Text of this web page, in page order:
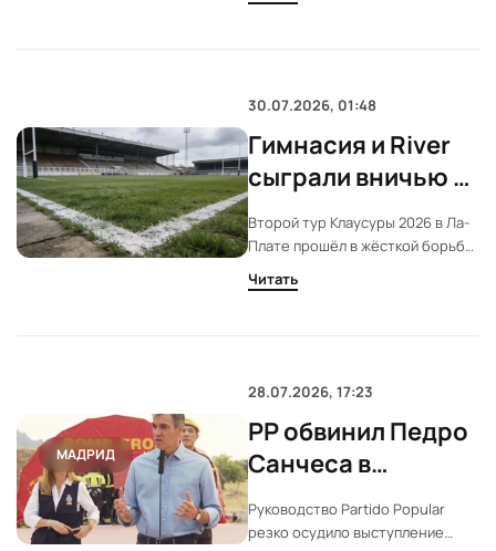
чтобы построить дом из глины
переменах.
30.07.2026, 01:48
Гимнасия и River
сыграли вничью в
Ла-Плате:
напряжённый
старт Клаусуры
Второй тур Клаусуры 2026 в Ла-
Плате прошёл в жёсткой борьбе.
Гимнасия и River не выявили
победителя. Оба клуба остались
Читать
МАДРИД
28.07.2026, 17:23
PP обвинил Педро
Санчеса в
«триумфализме» и
отрыве от
Руководство Partido Popular
резко осудило выступление